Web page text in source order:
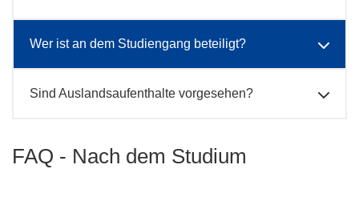
Wer ist an dem Studiengang beteiligt?
Sind Auslandsaufenthalte vorgesehen?
FAQ - Nach dem Studium